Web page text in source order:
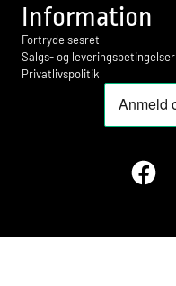
Information
Fortrydelsesret
Salgs- og leveringsbetingelser
Privatlivspolitik